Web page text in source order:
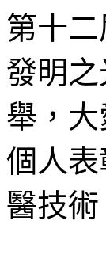
第十
發明
舉，
個人
醫技